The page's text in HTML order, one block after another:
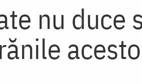
nu duce